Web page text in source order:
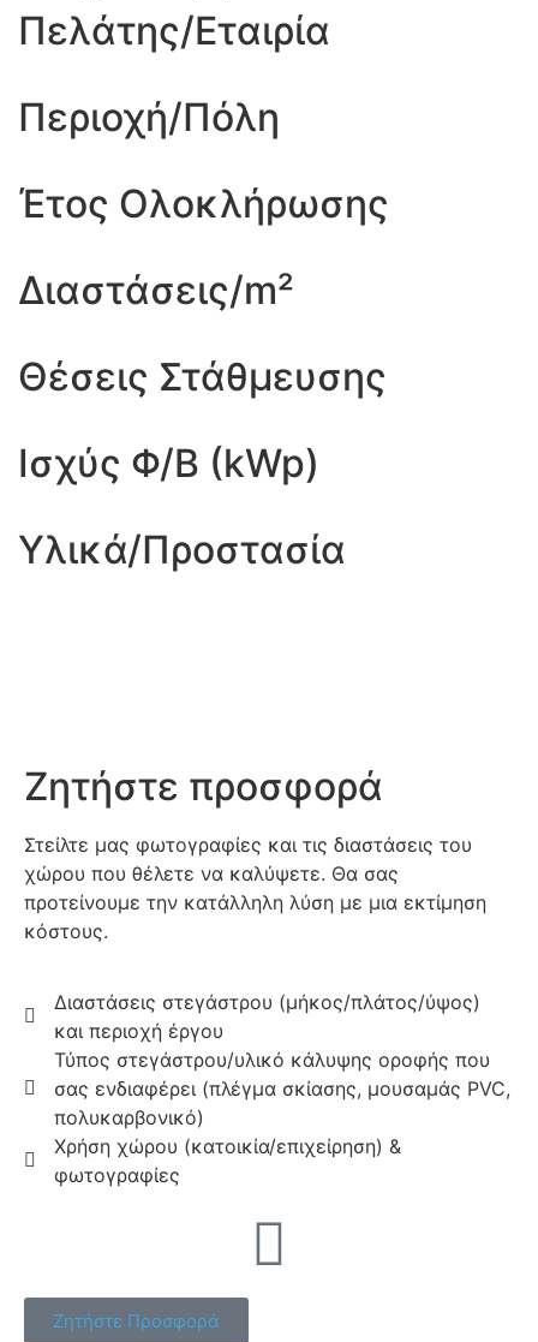
Πελάτης/Εταιρία
Περιοχή/Πόλη
Έτος Ολοκλήρωσης
Διαστάσεις/m²
Θέσεις Στάθμευσης
Ισχύς Φ/Β (kWp)
Υλικά/Προστασία
Ζητήστε προσφορά
Στείλτε μας φωτογραφίες και τις διαστάσεις του
χώρου που θέλετε να καλύψετε. Θα σας
προτείνουμε την κατάλληλη λύση με μια εκτίμηση
κόστους.
Διαστάσεις στεγάστρου (μήκος/πλάτος/ύψος)
και περιοχή έργου
Τύπος στεγάστρου/υλικό κάλυψης οροφής που
σας ενδιαφέρει (πλέγμα σκίασης, μουσαμάς PVC,
πολυκαρβονικό)
Χρήση χώρου (κατοικία/επιχείρηση) &
φωτογραφίες
Ζητήστε Προσφορά